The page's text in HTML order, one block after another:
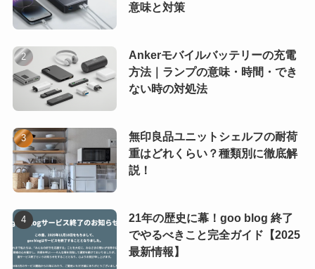
意味と対策
Ankerモバイルバッテリーの充電
方法｜ランプの意味・時間・でき
ない時の対処法
無印良品ユニットシェルフの耐荷
重はどれくらい？種類別に徹底解
説！
21年の歴史に幕！goo blog 終了
でやるべきこと完全ガイド【2025
最新情報】